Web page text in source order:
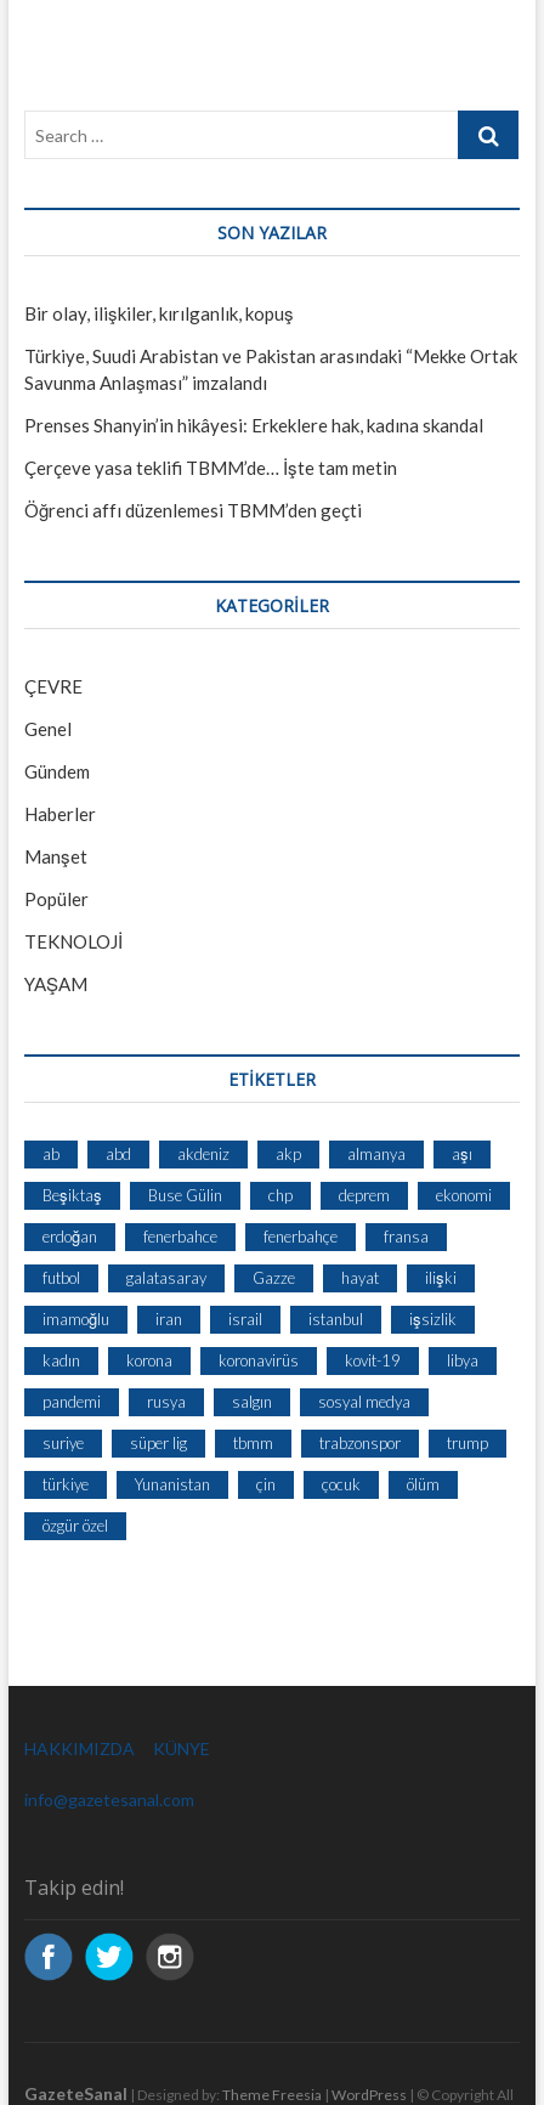
Search
SON YAZILAR
Bir olay, ilişkiler, kırılganlık, kopuş
Türkiye, Suudi Arabistan ve Pakistan arasındaki “Mekke Ortak
Savunma Anlaşması” imzalandı
Prenses Shanyin’in hikâyesi: Erkeklere hak, kadına skandal
Çerçeve yasa teklifi TBMM’de… İşte tam metin
Öğrenci affı düzenlemesi TBMM’den geçti
KATEGORILER
ÇEVRE
Genel
Gündem
Haberler
Manşet
Popüler
TEKNOLOJİ
YAŞAM
ETİKETLER
ab abd akdeniz akp almanya aşı
Beşiktaş Buse Gülin chp deprem ekonomi
erdoğan fenerbahce fenerbahçe fransa
futbol galatasaray Gazze hayat ilişki
imamoğlu iran israil istanbul işsizlik
kadın korona koronavirüs kovit-19 libya
pandemi rusya salgın sosyal medya
suriye süper lig tbmm trabzonspor trump
türkiye Yunanistan çin çocuk ölüm
özgür özel
HAKKIMIZDA KÜNYE
info@gazetesanal.com
Takip edin!
GazeteSanal | Designed by: Theme Freesia | WordPress | © Copyright All